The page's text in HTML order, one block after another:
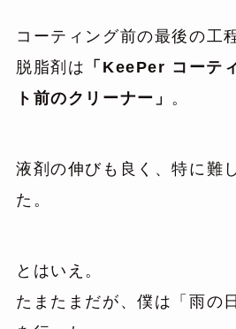
コーティング前の最後の工
脱脂剤は 「KeePer コーテ
ト前のクリーナー」 。
液剤の伸びも良く、特に難
た。
とはいえ。
たまたまだが、僕は「雨の